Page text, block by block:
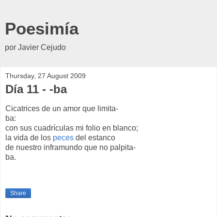
Poesimía
por Javier Cejudo
Thursday, 27 August 2009
Día 11 - -ba
Cicatrices de un amor que limita-
ba:
con sus cuadrículas mi folio en blanco;
la vida de los peces del estanco
de nuestro inframundo que no palpita-
ba.
Share